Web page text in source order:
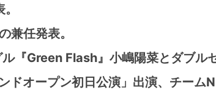
任発表。
Green Flash』小嶋陽菜とダブルセ
ドオープン初日公演」出演、チーム